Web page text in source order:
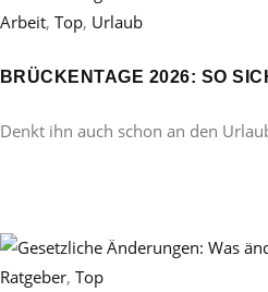
Arbeit, Top, Urlaub
BRÜCKENTAGE 2026: SO
Denkt ihn auch schon an den
Ratgeber, Top